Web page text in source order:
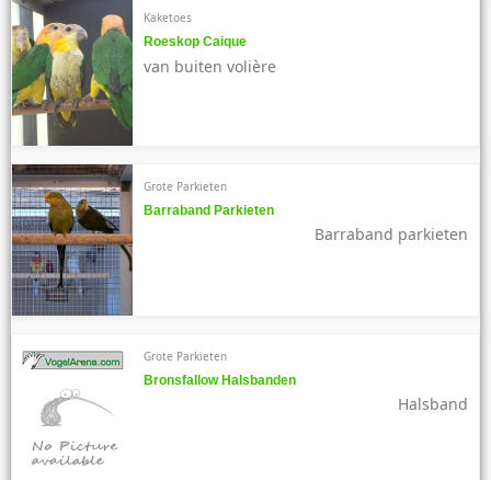
Kaketoes
Roeskop Caique
van buiten volière
Grote Parkieten
Barraband Parkieten
Barraband parkieten
Grote Parkieten
Bronsfallow Halsbanden
Halsband